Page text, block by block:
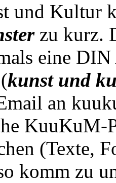
und Kultur
zu kurz.
eine
(kunst und
an
KuuKuM-
(Texte,
komm zu